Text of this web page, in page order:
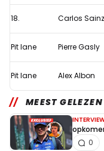
18. Carlos Sainz
Pit lane Pierre Gasly
Pit lane Alex Albon
MEEST GELEZEN
0